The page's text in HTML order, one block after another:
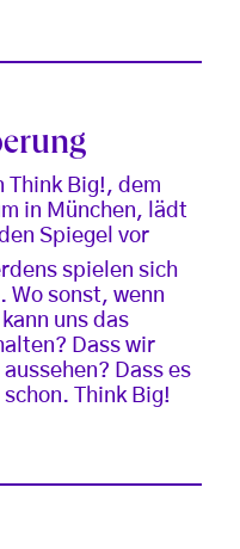
Think Big!, dem
in München, lädt
Spiegel vor
spielen sich
Wo sonst, wenn
uns das
Dass wir
Dass es
Think Big!